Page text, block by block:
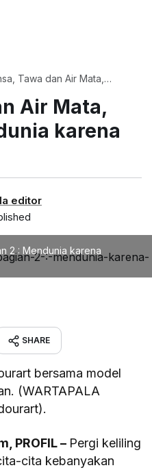
Tawa dan Air Mata,
Air Mata,
karena
editor
2 : Mendunia karena
SHARE
bersama model
(WARTAPALA
PROFIL – Pergi keliling
cita kebanyakan